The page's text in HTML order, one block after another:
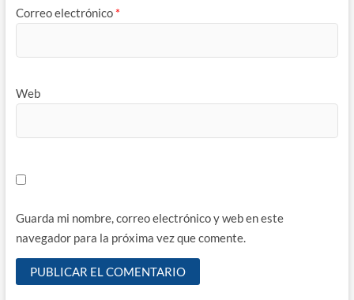
Correo electrónico *
Web
Guarda mi nombre, correo electrónico y web en este
navegador para la próxima vez que comente.